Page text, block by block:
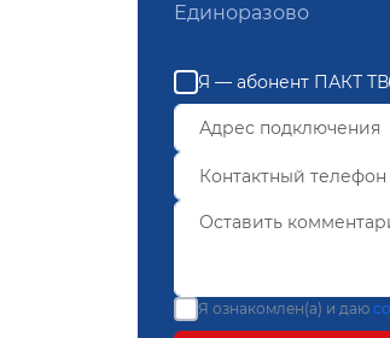
Единоразово
Я — абонент ПАКТ ТВ
Я ознакомлен(а) и даю